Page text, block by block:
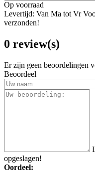
Op voorraad
Levertijd: Van Ma tot Vr
verzonden!
0 review(s)
Er zijn geen beoordelingen
Beoordeel
opgeslagen!
Oordeel: